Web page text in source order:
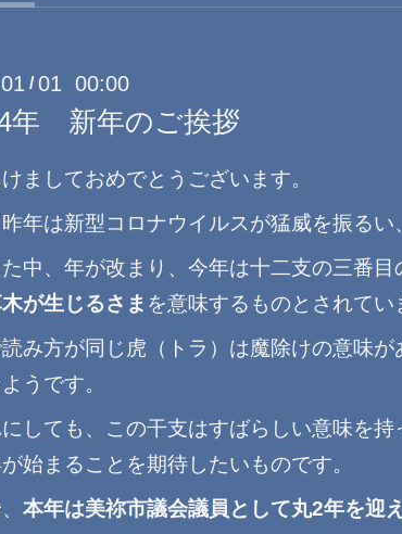
01 /01 00:00
年 新年のご挨拶
ましておめでとうございます。
年は新型コロナウイルスが猛威を振る
中、年が改まり、今年は十二支の三番
が生じるさま を意味するものとされてい
み方が同じ虎（トラ）は魔除けの意味
うです。
しても、この干支はすばらしい意味を
始まることを期待したいものです。
本年は美祢市議会議員として丸2年を迎